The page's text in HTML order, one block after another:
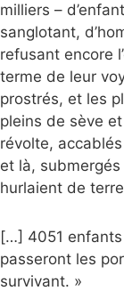
milliers –
sanglotant,
refusant encore
terme de leur
prostrés, et les
pleins de sève
révolte,
et là,
hurlaient de
[…] 4051
passeront les
survivant. »